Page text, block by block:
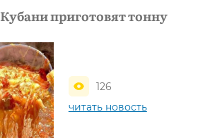
Кубани приготовят тонну
126
читать новость